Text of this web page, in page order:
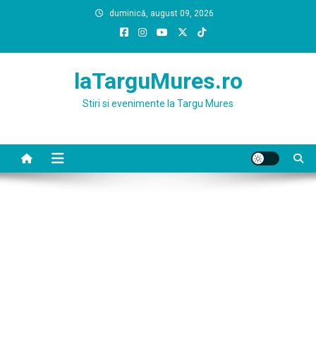
duminică, august 09, 2026
laTarguMures.ro
Stiri si evenimente la Targu Mures